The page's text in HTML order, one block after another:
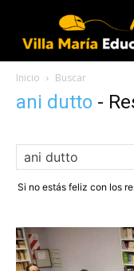
Inicio Buscar
ani dutto -
Si no estás feliz con los